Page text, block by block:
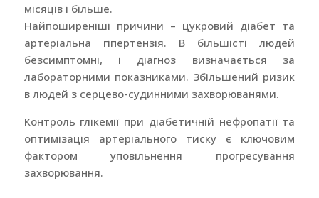
місяців і більше.
Найпоширеніші причини – цукровий діабет та
артеріальна гіпертензія. В більшісті людей
безсимптомні, і діагноз визначається за
лабораторними показниками. Збільшений ризик
в людей з серцево-судинними захворюванями.
Контроль глікемії при діабетичній нефропатії та
оптимізація артеріального тиску є ключовим
фактором уповільнення прогресування
захворювання.